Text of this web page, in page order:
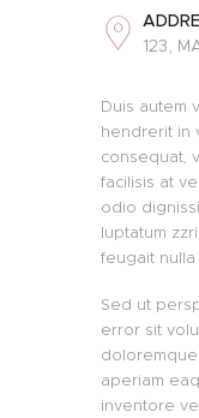
123,
Duis autem
hendrerit in
consequat,
facilisis at
odio
luptatum
feugait nulla
Sed ut
error sit
doloremque
aperiam
inventore